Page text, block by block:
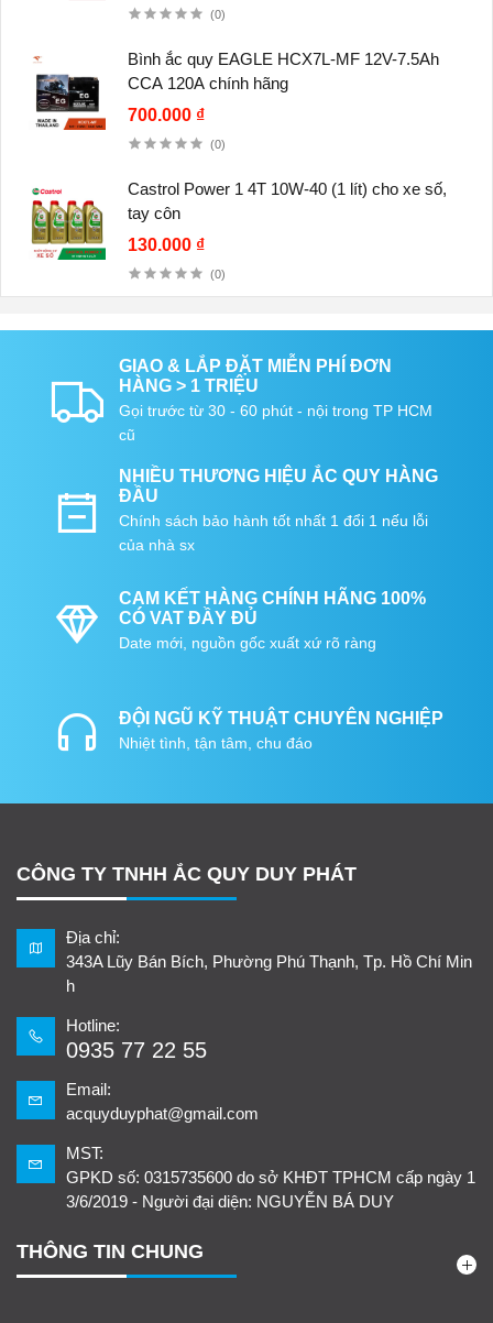
(0)
Bình ắc quy EAGLE HCX7L-MF 12V-7.5Ah
CCA 120A chính hãng
700.000 ₫
(0)
Castrol Power 1 4T 10W-40 (1 lít) cho xe số,
tay côn
130.000 ₫
(0)
GIAO & LẮP ĐẶT MIỄN PHÍ ĐƠN
HÀNG > 1 TRIỆU
Gọi trước từ 30 - 60 phút - nội trong TP HCM
cũ
NHIỀU THƯƠNG HIỆU ẮC QUY HÀNG
ĐẦU
Chính sách bảo hành tốt nhất 1 đổi 1 nếu lỗi
của nhà sx
CAM KẾT HÀNG CHÍNH HÃNG 100%
CÓ VAT ĐẦY ĐỦ
Date mới, nguồn gốc xuất xứ rõ ràng
ĐỘI NGŨ KỸ THUẬT CHUYÊN NGHIỆP
Nhiệt tình, tận tâm, chu đáo
CÔNG TY TNHH ẮC QUY DUY PHÁT
Địa chỉ:
343A Lũy Bán Bích, Phường Phú Thạnh, Tp. Hồ Chí Min
h
Hotline:
0935 77 22 55
Email:
acquyduyphat@gmail.com
MST:
GPKD số: 0315735600 do sở KHĐT TPHCM cấp ngày 1
3/6/2019 - Người đại diện: NGUYỄN BÁ DUY
THÔNG TIN CHUNG